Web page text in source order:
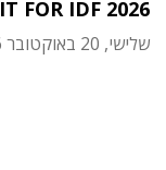
IT FOR IDF 2026
שלישי, 20 באוקטובר 2026